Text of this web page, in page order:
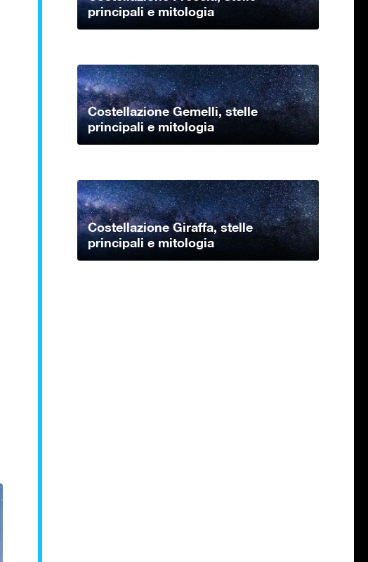
principali e mitologia
Costellazione Gemelli, stelle
principali e mitologia
Costellazione Giraffa, stelle
principali e mitologia